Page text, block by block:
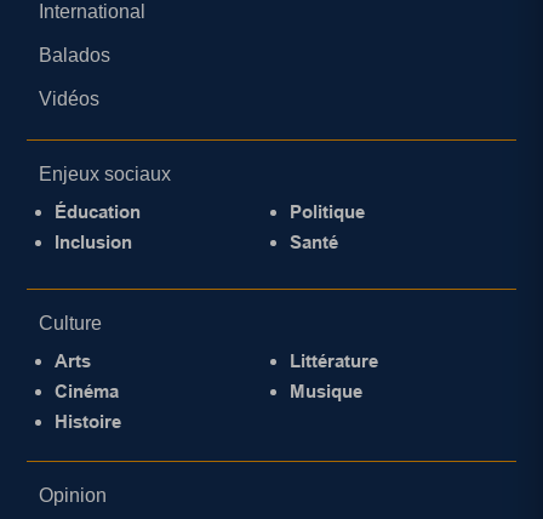
International
Balados
Vidéos
Enjeux sociaux
Éducation
Inclusion
Politique
Santé
Culture
Arts
Cinéma
Histoire
Littérature
Musique
Opinion